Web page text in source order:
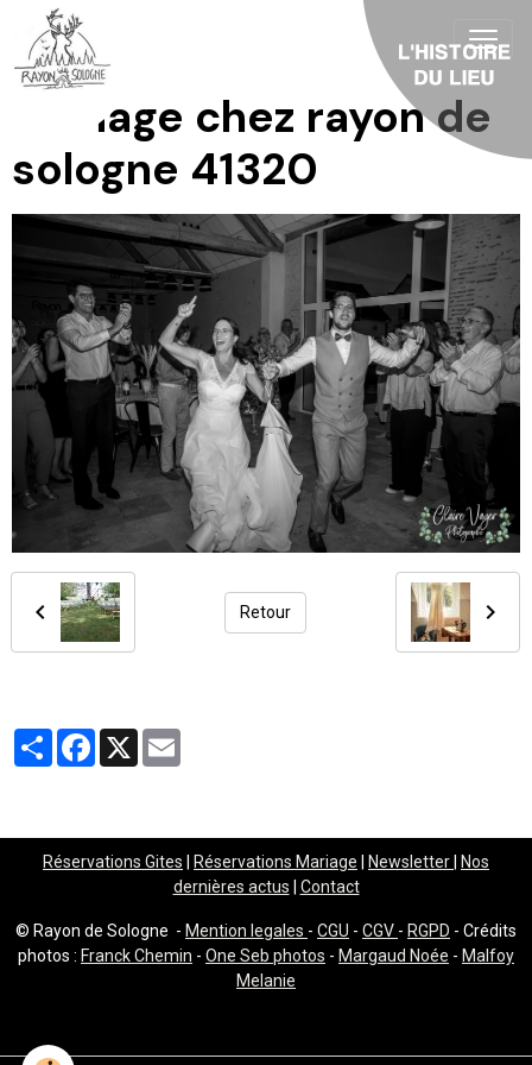
Mariage chez rayon de
sologne 41320
Retour
PartagerFacebook
X
Réservations Gites Réservations Mariage Newsletter
Nos
dernières actus
Contact
© Rayon de Sologne - Mention legales - CGU - CGV - RGPD - Crédits
photos : Franck Chemin - One Seb photos - Margaud Noée - Malfoy
Melanie